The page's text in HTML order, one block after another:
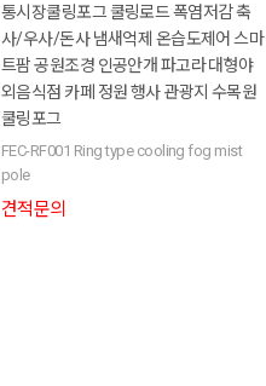
통시장쿨링포그 쿨링로드 폭염저감 축
사/우사/돈사 냄새억제 온습도제어 스마
트팜 공원조경 인공안개 파고라 대형야
외음식점 카페 정원 행사 관광지 수목원
쿨링포그
FEC-RF001 Ring type cooling fog mist
pole
견적문의